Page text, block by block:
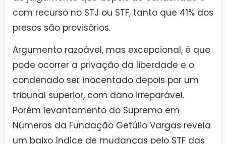
com recurso no STJ ou STF, tanto que 41% dos
presos são provisórios.
Argumento razoável, mas excepcional, é que
pode ocorrer a privação da liberdade e o
condenado ser inocentado depois por um
tribunal superior, com dano irreparável.
Porém levantamento do Supremo em
Números da Fundação Getúlio Vargas revela
um baixo índice de mudanças pelo STF das